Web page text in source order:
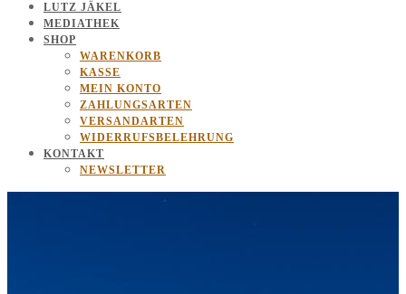
LUTZ JÄKEL
MEDIATHEK
SHOP
WARENKORB
KASSE
MEIN KONTO
ZAHLUNGSARTEN
VERSANDARTEN
WIDERRUFSBELEHRUNG
KONTAKT
NEWSLETTER